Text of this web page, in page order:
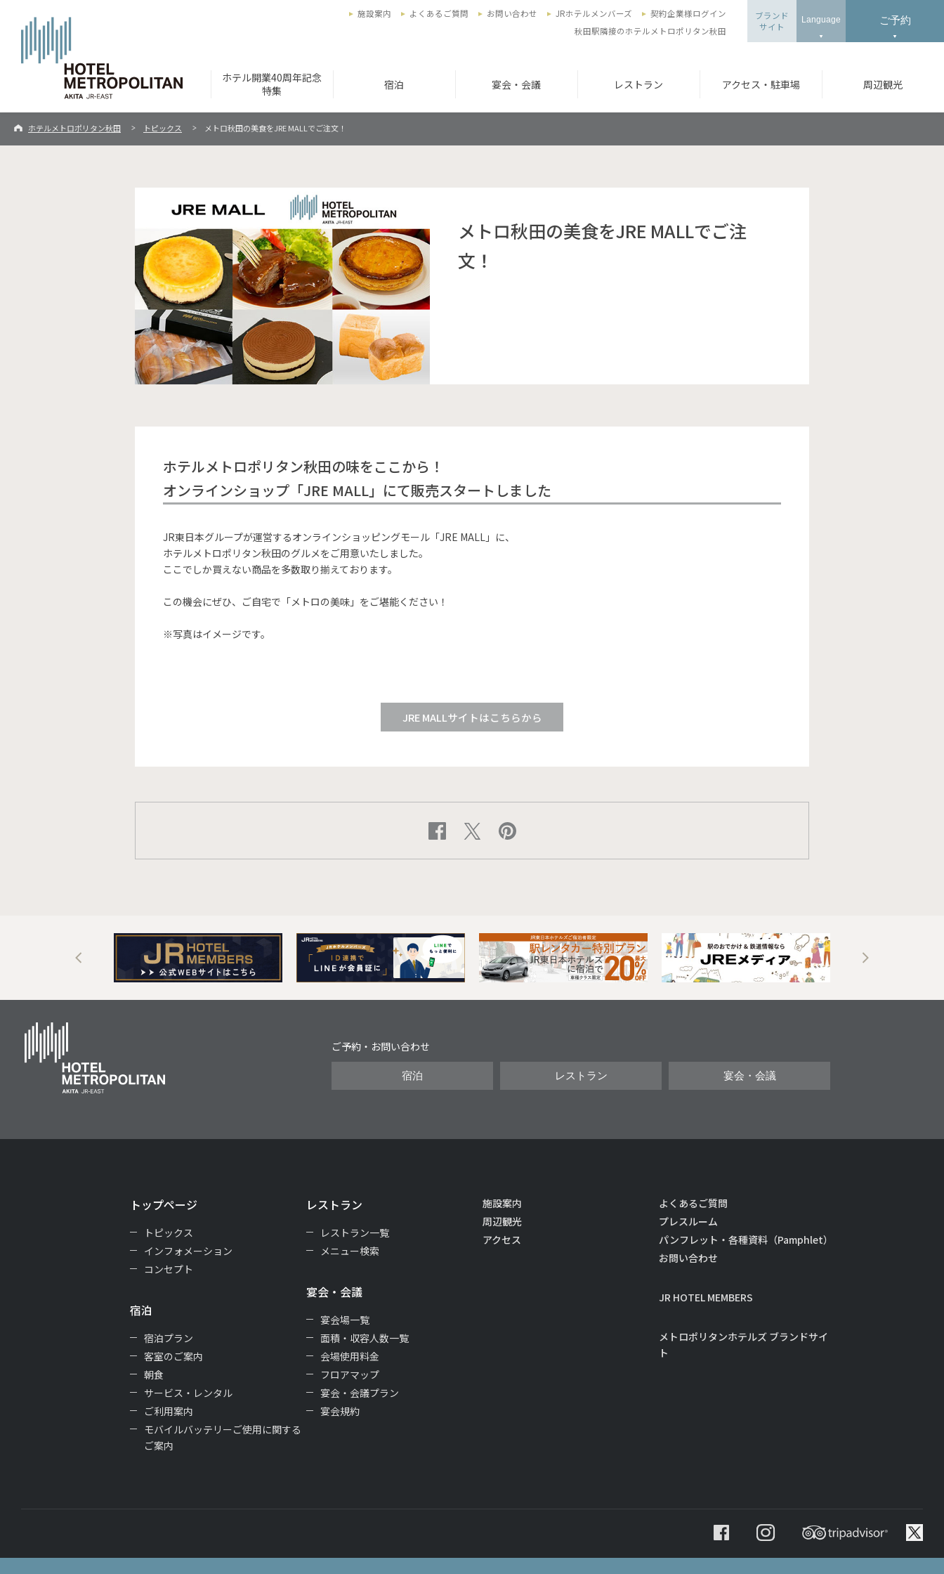
ホテル開業40周年記念
特集
宿泊 宴会・会議 レストラン アクセス・駐車場 周辺観光
施設案内 よくあるご質問 お問い合わせ JRホテルメンバーズ
契約企業様ログイン
秋田駅隣接のホテルメトロポリタン秋田
ブランド
サイト
Language ご予約
ホテルメトロポリタン秋田 トピックス メトロ秋田の美食をJRE MALLでご注文！
メトロ秋田の美食をJRE MALLでご注
文！
ホテルメトロポリタン秋田の味をここから！
オンラインショップ「JRE MALL」にて販売スタートしました
JR東日本グループが運営するオンラインショッピングモール「JRE MALL」に、
ホテルメトロポリタン秋田のグルメをご用意いたしました。
ここでしか買えない商品を多数取り揃えております。
この機会にぜひ、ご自宅で「メトロの美味」をご堪能ください！
※写真はイメージです。
JRE MALLサイトはこちらから
Next
ご予約・お問い合わせ
宿泊 レストラン 宴会・会議
トップページ
トピックス
インフォメーション
コンセプト
宿泊
宿泊プラン
客室のご案内
朝食
サービス・レンタル
ご利用案内
モバイルバッテリーご使用に関する
ご案内
レストラン
レストラン一覧
メニュー検索
宴会・会議
宴会場一覧
面積・収容人数一覧
会場使用料金
フロアマップ
宴会・会議プラン
宴会規約
施設案内
周辺観光
アクセス
よくあるご質問
プレスルーム
パンフレット・各種資料（Pamphlet）
お問い合わせ
JR HOTEL MEMBERS
メトロポリタンホテルズ ブランドサイ
ト